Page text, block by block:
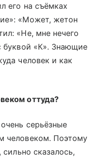
его на съёмках
«Может, жетон
«Не, мне нечего
буквой «К». Знающие
человек и как
оттуда?
серьёзные
человеком. Поэтому
сказалось,